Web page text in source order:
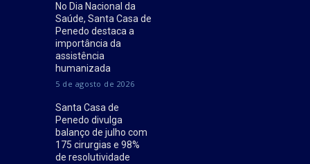
No Dia Nacional da
Saúde, Santa Casa de
Penedo destaca a
importância da
assistência
humanizada
5 de agosto de 2026
Santa Casa de
Penedo divulga
balanço de julho com
175 cirurgias e 98%
de resolutividade